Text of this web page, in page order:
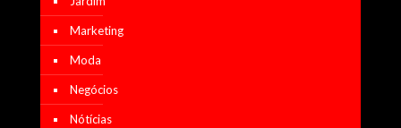
Marketing
Moda
Negócios
Nótícias